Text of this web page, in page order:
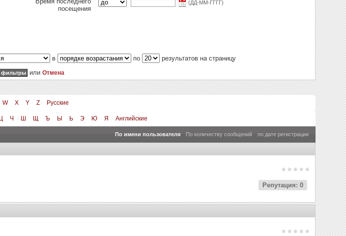
посещения
(ДД-ММ-ГГГГ)
в по
результатов на страницу
или Отмена
W X Y Z Русские
Ч Ъ Ы Ь Э Ю Я Английские
По имени пользователя По количеству сообщений по дате регистрации
Репутация: 0